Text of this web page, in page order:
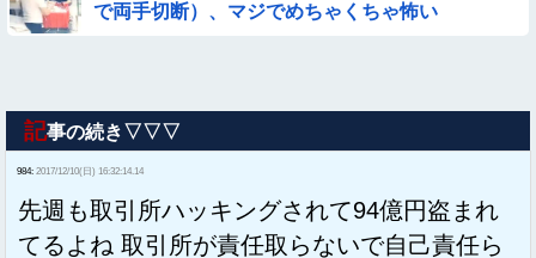
で両手切断）、マジでめちゃくちゃ怖い
記事の続き▽▽▽
984: 2017/12/10(日) 16:32:14.14
先週も取引所ハッキングされて94億円盗まれ
てるよね 取引所が責任取らないで自己責任ら